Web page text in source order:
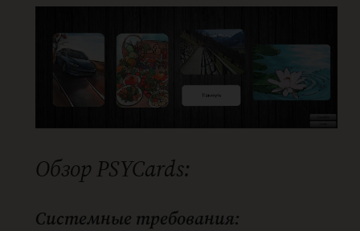
Обзор PSYCards:
Системные требования: